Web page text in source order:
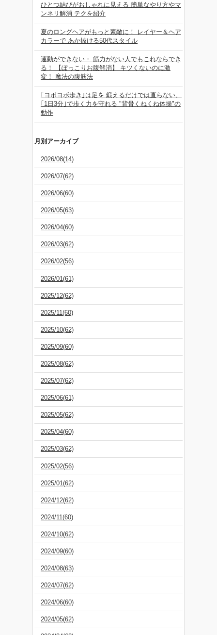
ひとつ結びがおしゃれに見える 簡単なやり方やマ
ンネリ解消 テクを紹介
夏のロングヘアがもっと素敵に！ レイヤー＆ヘア
カラーで あか抜ける50代スタイル
運動ができない・ 筋力がない人でもこれならでき
る！ 【ぽっこりお腹解消】 キツくないのに激
変！ 魔法の腹筋法
｢ヨボヨボ歩き｣は足を 鍛えるだけでは直らない、
｢1日3分｣で歩く力を守れる "背骨くねくね体操"の
動作
月別アーカイブ
2026/08(14)
2026/07(62)
2026/06(60)
2026/05(63)
2026/04(60)
2026/03(62)
2026/02(56)
2026/01(61)
2025/12(62)
2025/11(60)
2025/10(62)
2025/09(60)
2025/08(62)
2025/07(62)
2025/06(61)
2025/05(62)
2025/04(60)
2025/03(62)
2025/02(56)
2025/01(62)
2024/12(62)
2024/11(60)
2024/10(62)
2024/09(60)
2024/08(63)
2024/07(62)
2024/06(60)
2024/05(62)